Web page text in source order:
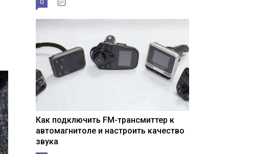
0
Как подключить FM-трансмиттер к
автомагнитоле и настроить качество
звука